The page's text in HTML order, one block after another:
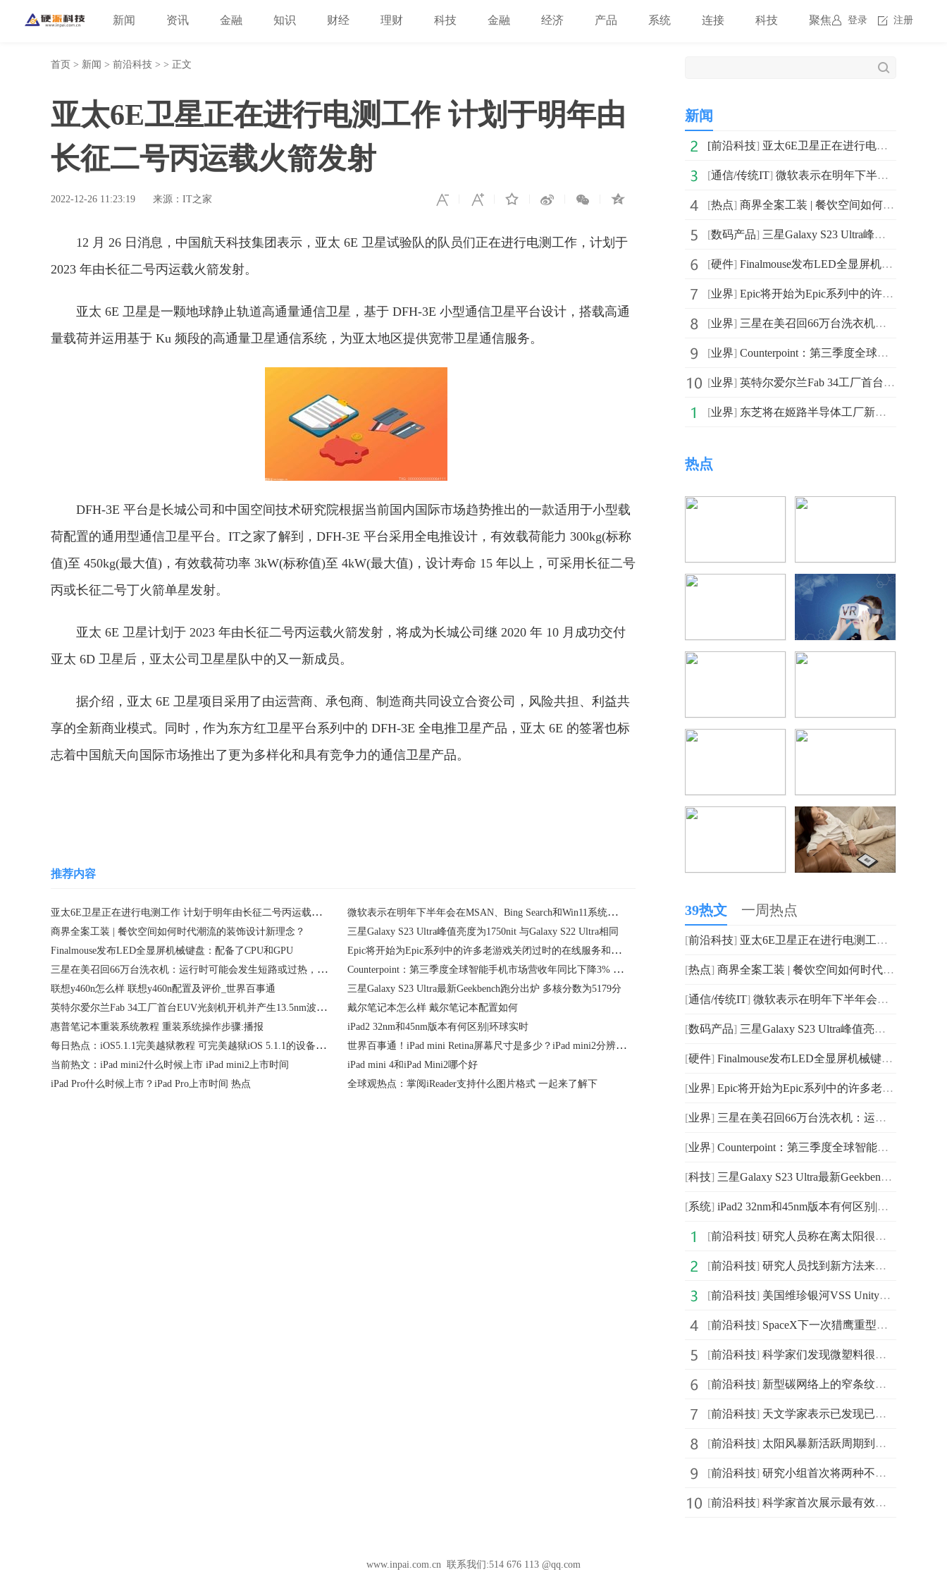
登录 注册
新闻 资讯 金融 知识 财经 理财 科技 金融 经济 产品 系统 连接 科技 聚焦
首页 > 新闻 > 前沿科技 > > 正文
亚太6E卫星正在进行电测工作 计划于明年由
长征二号丙运载火箭发射
2022-12-26 11:23:19 来源：IT之家
12 月 26 日消息，中国航天科技集团表示，亚太 6E 卫星试验队的队员们正在进行电测工作，计划于
2023 年由长征二号丙运载火箭发射。
亚太 6E 卫星是一颗地球静止轨道高通量通信卫星，基于 DFH-3E 小型通信卫星平台设计，搭载高通
量载荷并运用基于 Ku 频段的高通量卫星通信系统，为亚太地区提供宽带卫星通信服务。
DFH-3E 平台是长城公司和中国空间技术研究院根据当前国内国际市场趋势推出的一款适用于小型载
荷配置的通用型通信卫星平台。IT之家了解到，DFH-3E 平台采用全电推设计，有效载荷能力 300kg(标称
值)至 450kg(最大值)，有效载荷功率 3kW(标称值)至 4kW(最大值)，设计寿命 15 年以上，可采用长征二号
丙或长征二号丁火箭单星发射。
亚太 6E 卫星计划于 2023 年由长征二号丙运载火箭发射，将成为长城公司继 2020 年 10 月成功交付
亚太 6D 卫星后，亚太公司卫星星队中的又一新成员。
据介绍，亚太 6E 卫星项目采用了由运营商、承包商、制造商共同设立合资公司，风险共担、利益共
享的全新商业模式。同时，作为东方红卫星平台系列中的 DFH-3E 全电推卫星产品，亚太 6E 的签署也标
志着中国航天向国际市场推出了更为多样化和具有竞争力的通信卫星产品。
推荐内容
亚太6E卫星正在进行电测工作 计划于明年由长征二号丙运载火箭发射 微软表示在明年下半年会在MSAN、Bing Search和Win11系统中的小组件面板中提供广告
商界全案工装 | 餐饮空间如何时代潮流的装饰设计新理念？
三星Galaxy S23 Ultra峰值亮度为1750nit 与Galaxy S22 Ultra相同
Finalmouse发布LED全显屏机械键盘：配备了CPU和GPU
Epic将开始为Epic系列中的许多老游戏关闭过时的在线服务和服务器
三星在美召回66万台洗衣机：运行时可能会发生短路或过热，有发生火灾的风险
Counterpoint：第三季度全球智能手机市场营收年同比下降3% 略高于1000亿美元
联想y460n怎么样 联想y460n配置及评价_世界百事通 三星Galaxy S23 Ultra最新Geekbench跑分出炉 多核分数为5179分
英特尔爱尔兰Fab 34工厂首台EUV光刻机开机并产生13.5nm波长的光
戴尔笔记本怎么样 戴尔笔记本配置如何
惠普笔记本重装系统教程 重装系统操作步骤:播报
iPad2 32nm和45nm版本有何区别|环球实时
每日热点：iOS5.1.1完美越狱教程 可完美越狱iOS 5.1.1的设备列表 世界百事通！iPad mini Retina屏幕尺寸是多少？iPad mini2分辨率是多少？
当前热文：iPad mini2什么时候上市 iPad mini2上市时间
iPad mini 4和iPad Mini2哪个好
iPad Pro什么时候上市？iPad Pro上市时间 热点
全球观热点：掌阅iReader支持什么图片格式 一起来了解下
新闻
[前沿科技] 亚太6E卫星正在进行电测工作 计划于明年由长征二号丙运
[通信/传统IT] 微软表示在明年下半年会在MSAN、Bing Search和Win11系统
[热点] 商界全案工装 | 餐饮空间如何时代潮流的装饰设计新理念？
[数码产品] 三星Galaxy S23 Ultra峰值亮度为1750nit 与Galaxy S22 Ultra相同
[硬件] Finalmouse发布LED全显屏机械键盘：配备了CPU和GPU
[业界] Epic将开始为Epic系列中的许多老游戏关闭过时的在线服务
[业界] 三星在美召回66万台洗衣机：运行时可能会发生短路或过热
[业界] Counterpoint：第三季度全球智能手机市场营收年同比下降3
[业界] 英特尔爱尔兰Fab 34工厂首台EUV光刻机开机并产生13.5nm
[业界] 东芝将在姬路半导体工厂新建生产设施 将于2024年6月开工
热点
39热文 一周热点
[前沿科技] 亚太6E卫星正在进行电测工作 计划于明年由长征二号丙运
[热点] 商界全案工装 | 餐饮空间如何时代潮流的装饰设计新理念？
[通信/传统IT] 微软表示在明年下半年会在MSAN、Bing Search和Win11系统
[数码产品] 三星Galaxy S23 Ultra峰值亮度为1750nit 与Galaxy S22 Ultra相同
[硬件] Finalmouse发布LED全显屏机械键盘：配备了CPU和GPU
[业界] Epic将开始为Epic系列中的许多老游戏关闭过时的在线服务
[业界] 三星在美召回66万台洗衣机：运行时可能会发生短路或过热
[业界] Counterpoint：第三季度全球智能手机市场营收年同比下降3
[科技] 三星Galaxy S23 Ultra最新Geekbench跑分出炉 多核分数为5179分
[系统] iPad2 32nm和45nm版本有何区别|环球实时
[前沿科技] 研究人员称在离太阳很远的彗星中发现了金属蒸气
[前沿科技] 研究人员找到新方法来代替普通金属与单层材料连接
[前沿科技] 美国维珍银河VSS Unity载人飞船试飞成功 进入亚轨道太
[前沿科技] SpaceX下一次猎鹰重型火箭发射时间从2021年7月推迟到2021年10月
[前沿科技] 科学家们发现微塑料很容易积聚在被称为海鞘的海洋无脊椎
[前沿科技] 新型碳网络上的窄条纹的行为像金属 可用作未来碳基电子
[前沿科技] 天文学家表示已发现已知最古老的螺旋星系 形成于124亿年前
[前沿科技] 太阳风暴新活跃周期到来 强大的空间天气有可能在地球上
[前沿科技] 研究小组首次将两种不同的等离子体技术结合起来 建立新
[前沿科技] 科学家首次展示最有效的“光学整流天线” 即从热能中获
www.inpai.com.cn 联系我们:514 676 113 @qq.com